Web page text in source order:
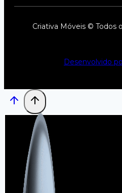
Criativa Móveis © Todos
Desenvolvido